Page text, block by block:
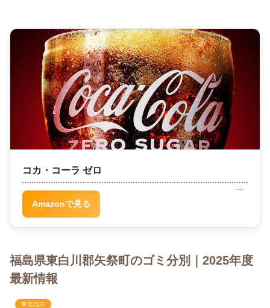
コカ・コーラ ゼロ
Amazonで見る
福島県東白川郡矢祭町のゴミ分別｜2025年度
最新情報
東北地方